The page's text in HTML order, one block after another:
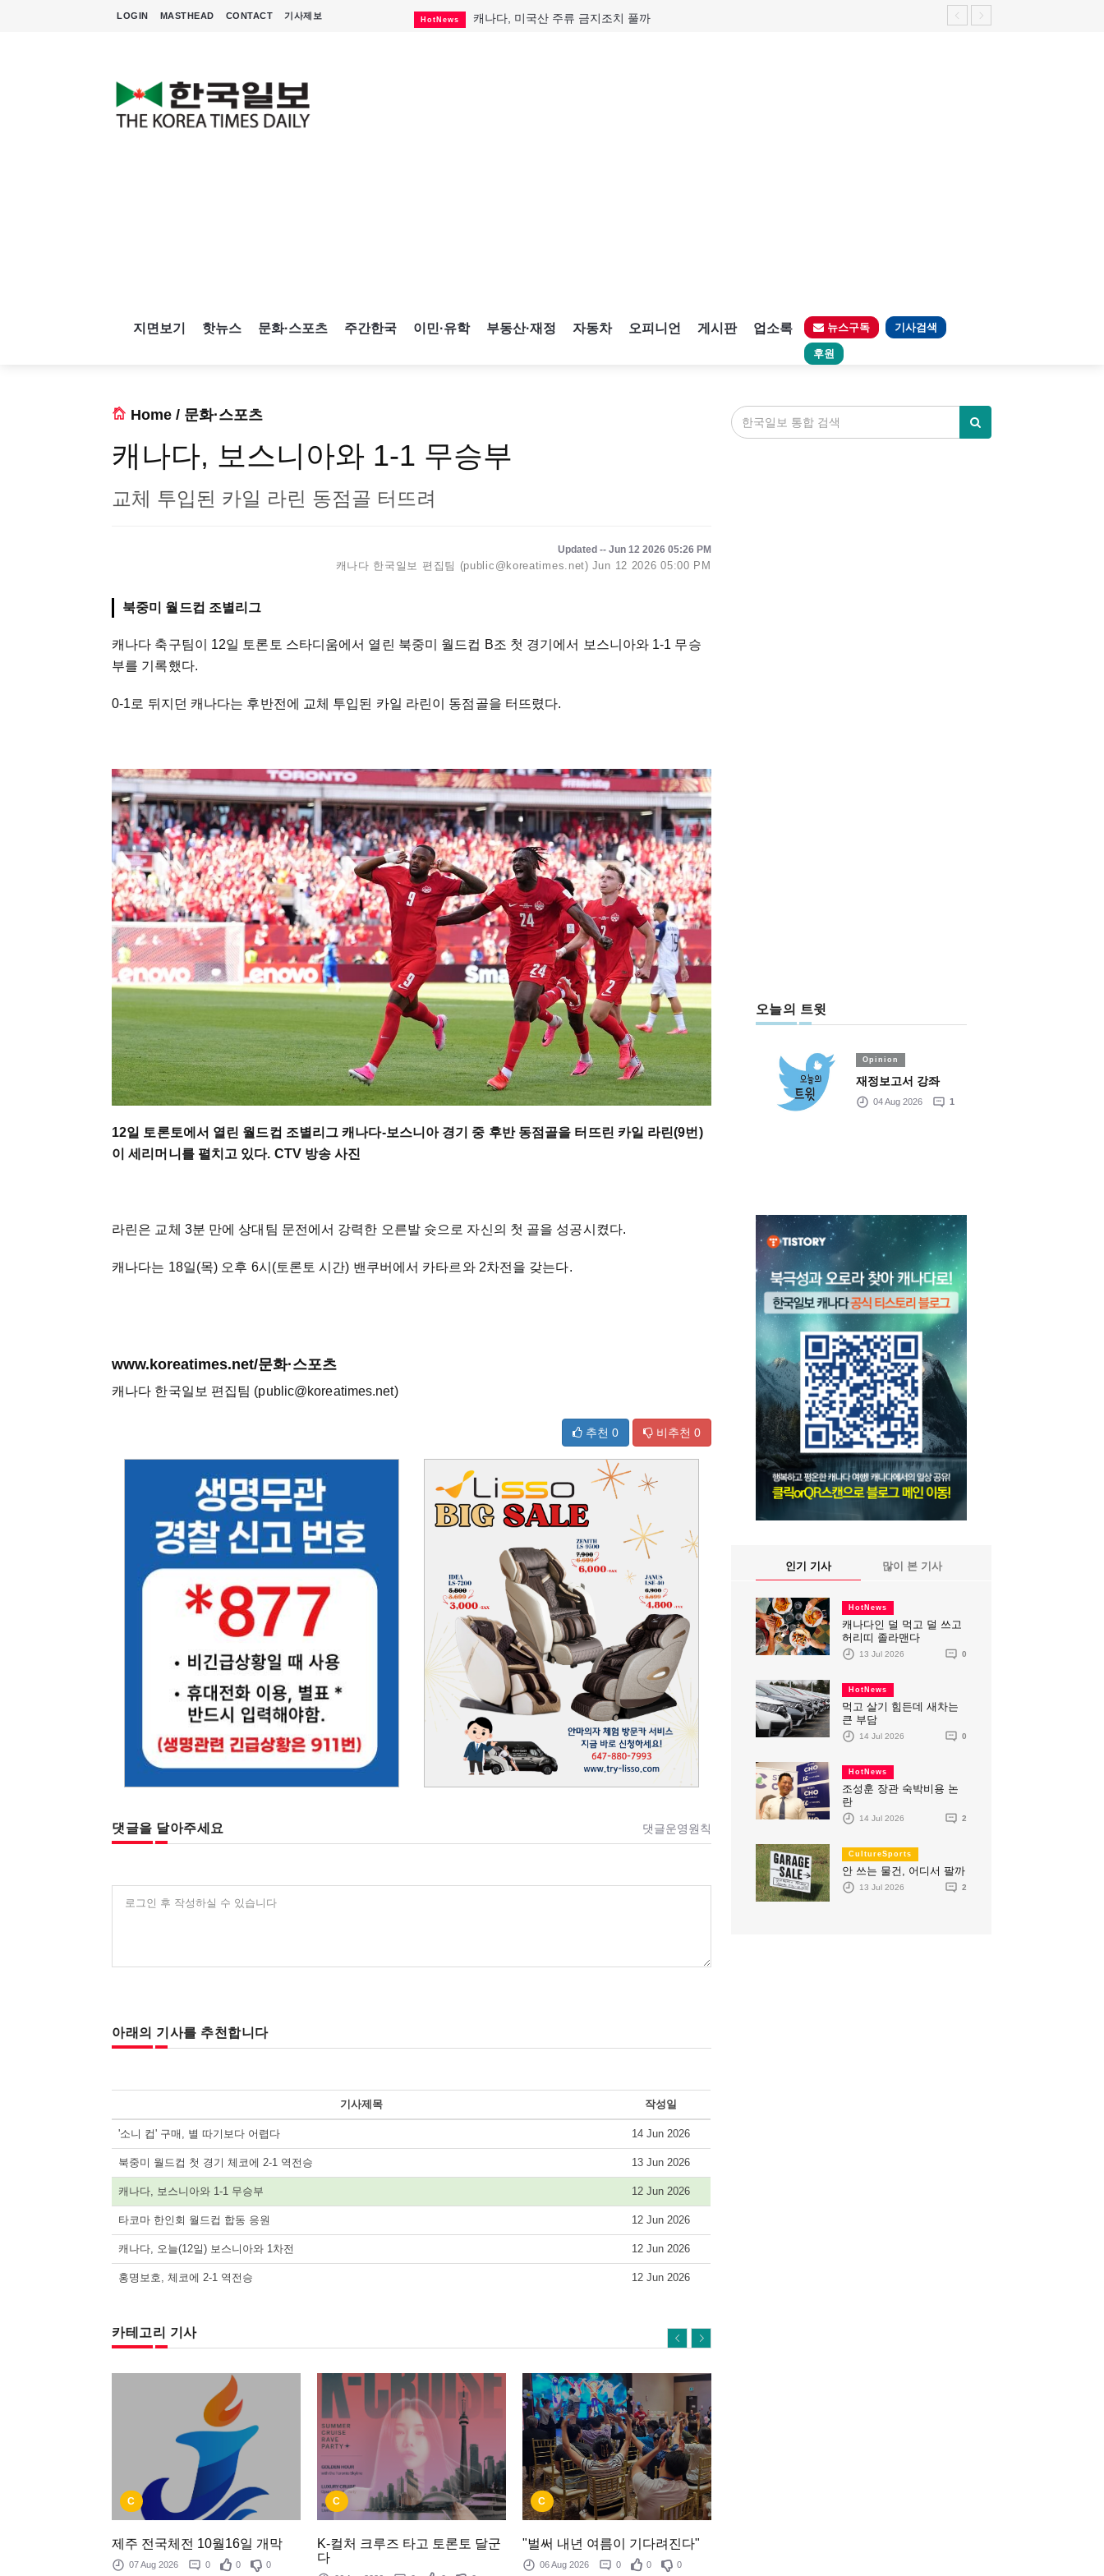
LOGIN MASTHEAD CONTACT 기사제보 HotNews 캐나다, 미국산 주류 금지조치 풀까
지면보기 핫뉴스 문화·스포츠 주간한국 이민·유학 부동산·재정 자동차 오피니언 게시판 업소록 뉴스구독 기사검색
후원
Home / 문화·스포츠
캐나다, 보스니아와 1-1 무승부
교체 투입된 카일 라린 동점골 터뜨려
Updated -- Jun 12 2026 05:26 PM
캐나다 한국일보 편집팀 (public@koreatimes.net) Jun 12 2026 05:00 PM
북중미 월드컵 조별리그
캐나다 축구팀이 12일 토론토 스타디움에서 열린 북중미 월드컵 B조 첫 경기에서 보스니아와 1-1 무승
부를 기록했다.
0-1로 뒤지던 캐나다는 후반전에 교체 투입된 카일 라린이 동점골을 터뜨렸다.
12일 토론토에서 열린 월드컵 조별리그 캐나다-보스니아 경기 중 후반 동점골을 터뜨린 카일 라린(9번)
이 세리머니를 펼치고 있다. CTV 방송 사진
라린은 교체 3분 만에 상대팀 문전에서 강력한 오른발 슛으로 자신의 첫 골을 성공시켰다.
캐나다는 18일(목) 오후 6시(토론토 시간) 밴쿠버에서 카타르와 2차전을 갖는다.
www.koreatimes.net/문화·스포츠
캐나다 한국일보 편집팀 (public@koreatimes.net)
추천 0 비추천 0
댓글을 달아주세요 댓글운영원칙
로그인 후 작성하실 수 있습니다
아래의 기사를 추천합니다
기사제목 작성일
'소니 컵' 구매, 별 따기보다 어렵다 14 Jun 2026
북중미 월드컵 첫 경기 체코에 2-1 역전승 13 Jun 2026
캐나다, 보스니아와 1-1 무승부 12 Jun 2026
타코마 한인회 월드컵 합동 응원 12 Jun 2026
캐나다, 오늘(12일) 보스니아와 1차전 12 Jun 2026
홍명보호, 체코에 2-1 역전승 12 Jun 2026
카테고리 기사
C
제주 전국체전 10월16일 개막
07 Aug 2026 0 0 0
C
K-컬처 크루즈 타고 토론토 달군
다
C
"벌써 내년 여름이 기다려진다"
06 Aug 2026 0 0 0
오늘의 트윗
Opinion
재정보고서 강좌
04 Aug 2026 1
인기 기사 많이 본 기사
HotNews
캐나다인 덜 먹고 덜 쓰고
허리띠 졸라맨다
13 Jul 2026 0
HotNews
먹고 살기 힘든데 새차는
큰 부담
14 Jul 2026 0
HotNews
조성훈 장관 숙박비용 논
란
14 Jul 2026 2
CultureSports
안 쓰는 물건, 어디서 팔까
13 Jul 2026 2